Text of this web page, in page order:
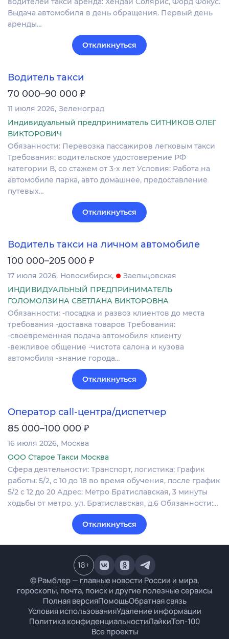
Выдача автомобиля в день обращения. Первый день
аренды…
Откликнуться
Водитель такси
70 000–90 000 ₽
11 июля 2026 Зеленоград
Индивидуальный предприниматель СИТНИКОВ ОЛЕГ
ВИКТОРОВИЧ
Обязанности: Перевозка пассажиров легковым такси
Требования: водительское удостоверение РФ
категории В, со стажем от 3-х лет Условия: Работа на
автомобиле парка, авто домашнее, предоставление
путевых…
Откликнуться
Водитель такси на личном автомобиле
100 000–205 000 ₽
17 июля 2026 Новосибирск
Заельцовская
ИНДИВИДУАЛЬНЫЙ ПРЕДПРИНИМАТЕЛЬ
ГОЛОМОЛЗИНА СВЕТЛАНА ВИКТОРОВНА
Обязанности: -посадка и развоз клиентов до места
требования -доставка товаров Требования:
-своевременная подача автомобиля клиенту
-вежливое общение -чистота салона и кузова
автомобиля -знание города…
Откликнуться
Оператор call-центра/диспетчер
85 000–100 000 ₽
16 июля 2026 Москва
ООО Старое Такси Москва
Сфера деятельности: Транспорт, логистика; График
работы: 5/2, с 10 до 18 во время обучения, после график
5/2 с 12 до 20 Адрес: Метро Братиславская, 3 минуты
ходьбы от метро. ул. Братиславская, д.6 Обязанности:…
Откликнуться
© Рамблер — главные новости России и мира,
гороскопы, почта, поиск и другие полезные сервисы
Полная версияПомощьОбратная связь
Условия использованияУдаление информации
Политика конфиденциальностиЛайкиТоп-100
Все проекты
18+